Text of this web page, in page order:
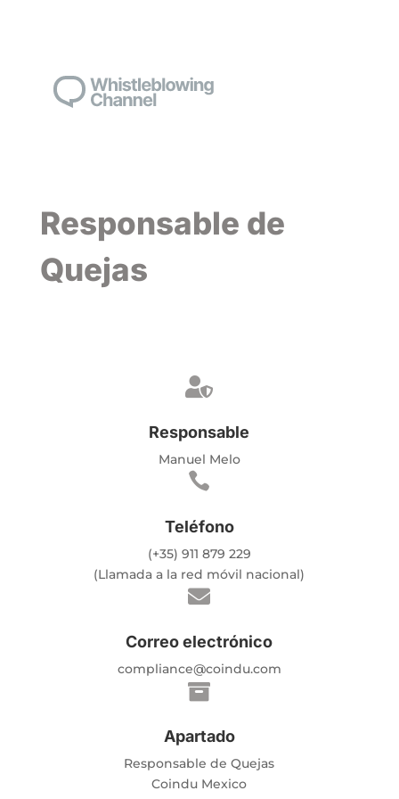
Responsable de
Quejas

Responsable
Manuel Melo

Teléfono
(+35) 911 879 229
(Llamada a la red móvil nacional)

Correo electrónico
compliance@coindu.com

Apartado
Responsable de Quejas
Coindu Mexico